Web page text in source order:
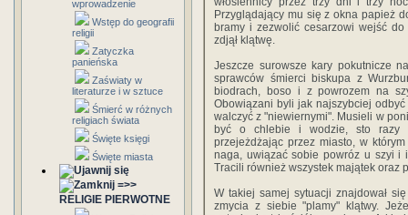
wprowadzenie
Wstęp do geografii
religii
Zatyczka
panieńska
Zaświaty w
literaturze i w sztuce
Śmierć w różnych
religiach świata
Święte księgi
Święte miasta
=>>
RELIGIE PIERWOTNE
Przyglądający mu się z okna papież
bramy i zezwolić cesarzowi wejść
zdjął klątwę.
Jeszcze surowsze kary pokutnicze
sprawców śmierci biskupa z
biodrach, boso i z powrozem na
Obowiązani byli jak najszybciej
walczyć z "niewiernymi". Musieli w
być o chlebie i wodzie, sto razy
przejeżdżając przez miasto, w
naga, uwiązać sobie powróz u szyi i
Tracili również wszystek majątek oraz
W takiej samej sytuacji znajdował
zmycia z siebie "plamy" klątwy.